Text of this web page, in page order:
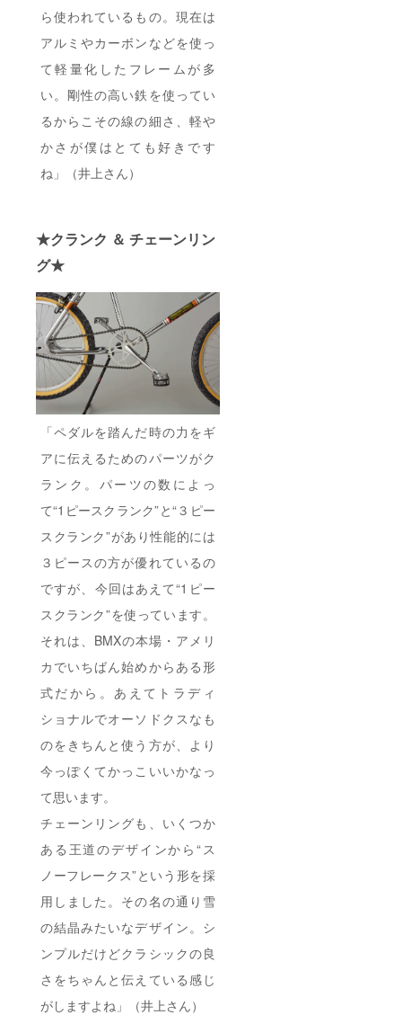
ら使われているもの。現在は
アルミやカーボンなどを使っ
て軽量化したフレームが多
い。剛性の高い鉄を使ってい
るからこその線の細さ、軽や
かさが僕はとても好きです
ね」（井上さん）
★クランク ＆ チェーンリン
グ★
「ペダルを踏んだ時の力をギ
アに伝えるためのパーツがク
ランク。パーツの数によっ
て“1ピースクランク”と“３ピー
スクランク”があり性能的には
３ピースの方が優れているの
ですが、今回はあえて“1ピー
スクランク”を使っています。
それは、BMXの本場・アメリ
カでいちばん始めからある形
式だから。あえてトラディ
ショナルでオーソドクスなも
のをきちんと使う方が、より
今っぽくてかっこいいかなっ
て思います。
チェーンリングも、いくつか
ある王道のデザインから“ス
ノーフレークス”という形を採
用しました。その名の通り雪
の結晶みたいなデザイン。シ
ンプルだけどクラシックの良
さをちゃんと伝えている感じ
がしますよね」（井上さん）